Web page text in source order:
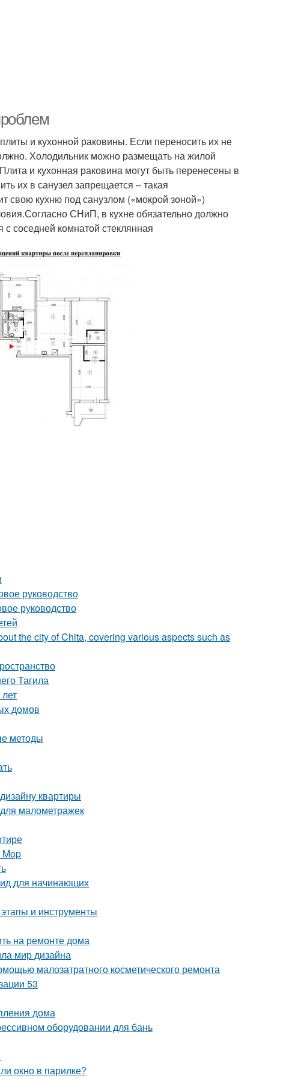
и кухонной раковины. Если переносить их не
Холодильник можно размещать на жилой
и кухонная раковина могут быть перенесены в
их в санузел запрещается – такая
свою кухню под санузлом («мокрой зоной»)
СНиП, в кухне обязательно должно
соседней комнатой стеклянная
руководство
руководство
the city of Chita, covering various aspects such as
Тагила
домов
методы
квартиры
малометражек
для начинающих
и инструменты
на ремонте дома
мир дизайна
малозатратного косметического ремонта
53
дома
оборудовании для бань
окно в парилке?